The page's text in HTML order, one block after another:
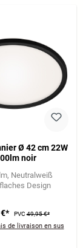
Ø 42 cm 22W
noir
Neutralweiß
Design
PVC49,95 €*
de livraison en sus